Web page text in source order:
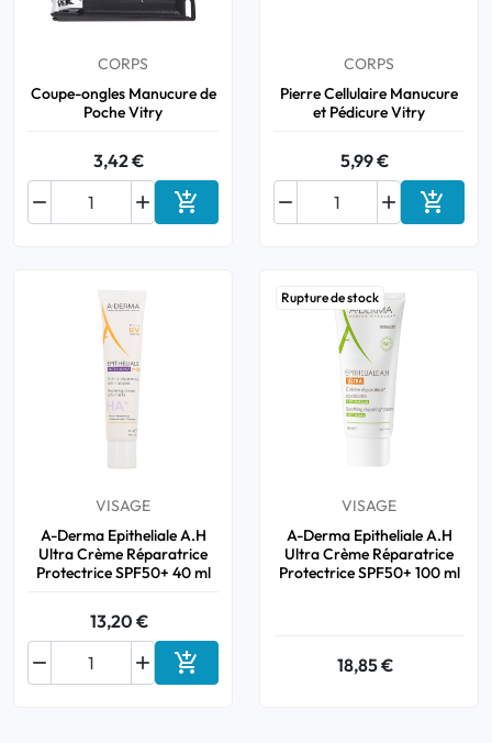
CORPS
Coupe-ongles Manucure de
Poche Vitry
3,42 €

 Ajouter au panier
CORPS
Pierre Cellulaire Manucure
et Pédicure Vitry
5,99 €

 
VISAGE
A-Derma Epitheliale A.H
Ultra Crème Réparatrice
Protectrice SPF50+ 40 ml
13,20 €

 Ajouter au panier
Rupture de stock
VISAGE
A-Derma Epitheliale A.H
Ultra Crème Réparatrice
Protectrice SPF50+ 100 ml
18,85 €